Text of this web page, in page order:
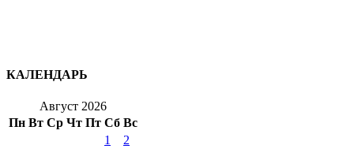
КАЛЕНДАРЬ
Август 2026
Пн Вт Ср Чт Пт Сб Вс
1
2